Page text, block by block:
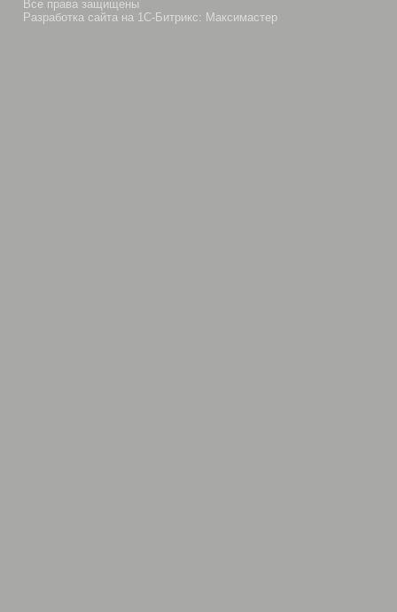
Все права защищены
Разработка сайта на 1С-Битрикс: Максимастер